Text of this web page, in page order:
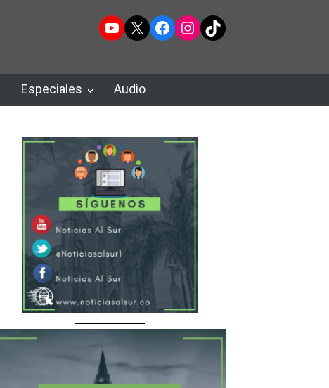
YouTube
X Facebook
Instagram
TikTok
Especiales Audio